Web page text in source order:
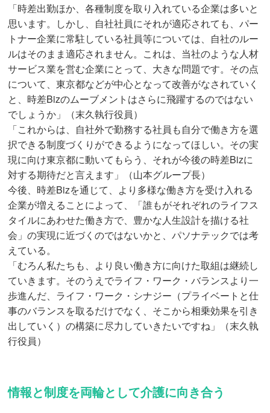
「時差出勤ほか、各種制度を取り入れている企業は多いと
思います。しかし、自社社員にそれが適応されても、パー
トナー企業に常駐している社員等については、自社のルー
ルはそのまま適応されません。これは、当社のような人材
サービス業を営む企業にとって、大きな問題です。その点
について、東京都などが中心となって改善がなされていく
と、時差Bizのムーブメントはさらに飛躍するのではない
でしょうか」（末久執行役員）
「これからは、自社外で勤務する社員も自分で働き方を選
択できる制度づくりができるようになってほしい。その実
現に向け東京都に動いてもらう、それが今後の時差Bizに
対する期待だと言えます」（山本グループ長）
今後、時差Bizを通じて、より多様な働き方を受け入れる
企業が増えることによって、「誰もがそれぞれのライフス
タイルにあわせた働き方で、豊かな人生設計を描ける社
会」の実現に近づくのではないかと、パソナテックでは考
えている。
「むろん私たちも、より良い働き方に向けた取組は継続し
ていきます。そのうえでライフ・ワーク・バランスより一
歩進んだ、ライフ・ワーク・シナジー（プライベートと仕
事のバランスを取るだけでなく、そこから相乗効果を引き
出していく）の構築に尽力していきたいですね」（末久執
行役員）
情報と制度を両輪として介護に向き合う